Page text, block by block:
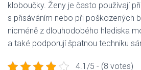
kloboučky. Ženy je často používají
s přisáváním nebo při poškozených
nicméně z dlouhodobého hlediska
a také podporují špatnou techniku
4.1/5 - (8 votes)